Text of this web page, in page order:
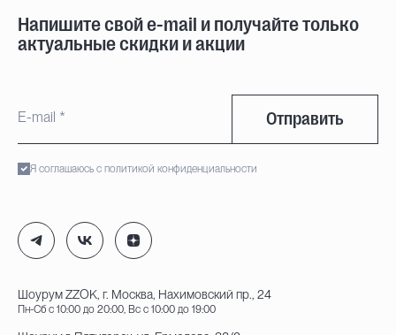
Напишите свой e-mail и получайте только
актуальные скидки и акции
Отправить
Я соглашаюсь с политикой конфиденциальности
Шоурум ZZOK, г. Москва, Нахимовский пр., 24
Пн-Сб с 10:00 до 20:00, Вс с 10:00 до 19:00